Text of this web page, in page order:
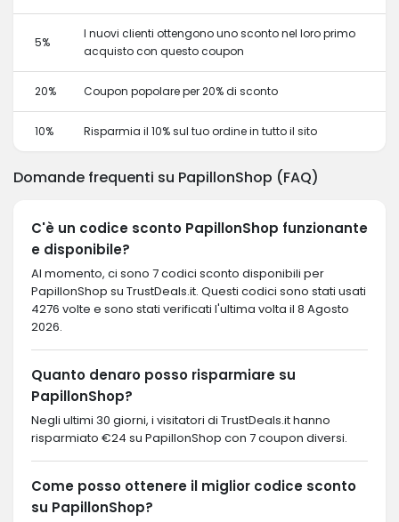
5%
I nuovi clienti ottengono uno sconto nel loro primo
acquisto con questo coupon
20% Coupon popolare per 20% di sconto
10% Risparmia il 10% sul tuo ordine in tutto il sito
Domande frequenti su PapillonShop (FAQ)
C'è un codice sconto PapillonShop funzionante
e disponibile?
Al momento, ci sono 7 codici sconto disponibili per
PapillonShop su TrustDeals.it. Questi codici sono stati usati
4276 volte e sono stati verificati l'ultima volta il 8 Agosto
2026.
Quanto denaro posso risparmiare su
PapillonShop?
Negli ultimi 30 giorni, i visitatori di TrustDeals.it hanno
risparmiato €24 su PapillonShop con 7 coupon diversi.
Come posso ottenere il miglior codice sconto
su PapillonShop?